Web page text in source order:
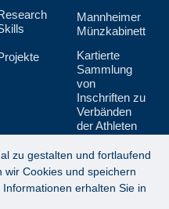
Mannheimer
Münzkabinett
Kartierte
Sammlung
von
Inschriften zu
Verbänden
der Athleten
zu gestalten und fortlaufend
Cookies und speichern
erhalten Sie in